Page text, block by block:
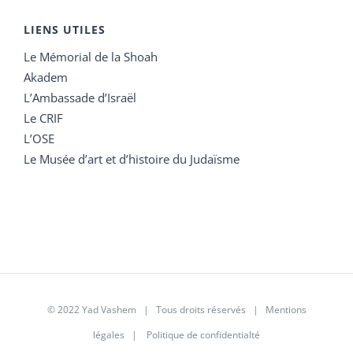
LIENS UTILES
Le Mémorial de la Shoah
Akadem
L’Ambassade d’Israël
Le CRIF
L’OSE
Le Musée d’art et d’histoire du Judaïsme
© 2022 Yad Vashem | Tous droits réservés | Mentions
légales | Politique de confidentialté